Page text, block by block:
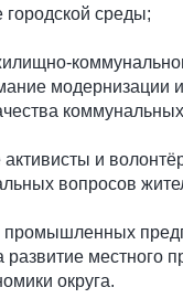
городской среды;
модернизации
коммунальных
и
вопросов
промышленных
местного
округа.